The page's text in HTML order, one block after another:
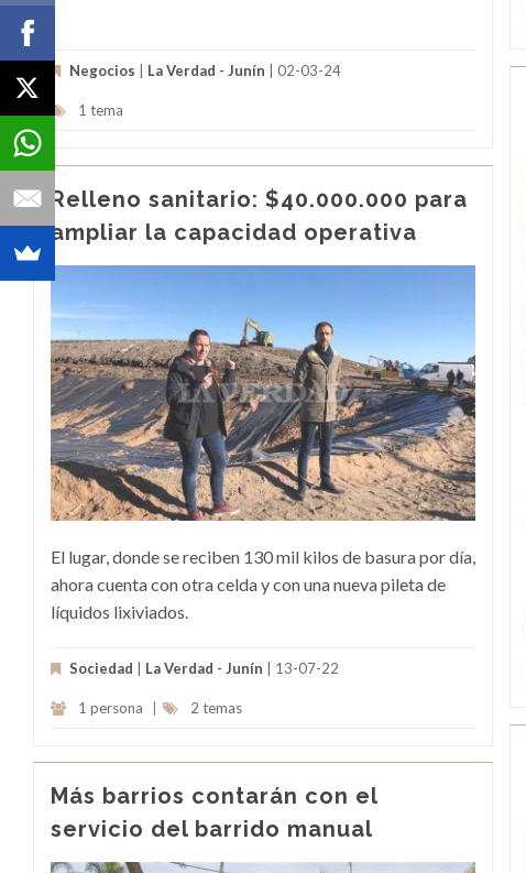
Negocios La Verdad - Junín | 02-03-24
1 tema
Relleno sanitario: $40.000.000 para
ampliar la capacidad operativa
El lugar, donde se reciben 130 mil kilos de basura por día,
ahora cuenta con otra celda y con una nueva pileta de
líquidos lixiviados.
Sociedad | La Verdad - Junín | 13-07-22
1 persona | 2 temas
Más barrios contarán con el
servicio del barrido manual